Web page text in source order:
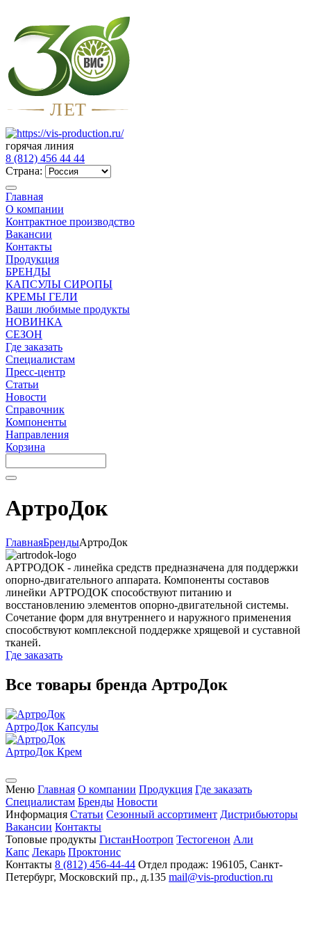
ЛЕТ
горячая линия
8 (812) 456 44 44
Страна:
Главная
О компании
Контрактное производство
Вакансии
Контакты
Продукция
БРЕНДЫ
КАПСУЛЫ СИРОПЫ
КРЕМЫ ГЕЛИ
Ваши любимые продукты
НОВИНКА
СЕЗОН
Где заказать
Специалистам
Пресс-центр
Статьи
Новости
Справочник
Компоненты
Направления
Корзина
АртроДок
ГлавнаяБрендыАртроДок
АРТРОДОК - линейка средств предназначена для поддержки
опорно-двигательного аппарата. Компоненты составов
линейки АРТРОДОК способствуют питанию и
восстановлению элементов опорно-двигательной системы.
Сочетание форм для внутреннего и наружного применения
способствуют комплексной поддержке хрящевой и суставной
тканей.
Где заказать
Все товары бренда АртроДок
АртроДок Капсулы
АртроДок Крем
Меню Главная О компании Продукция Где заказать
Специалистам Бренды Новости
Информация Статьи Сезонный ассортимент Дистрибьюторы
Вакансии Контакты
Топовые продукты ГистанНоотроп Тестогенон Али
Капс Лекарь Проктонис
Контакты 8 (812) 456-44-44 Отдел продаж: 196105, Санкт-
Петербург, Московский пр., д.135 mail@vis-production.ru